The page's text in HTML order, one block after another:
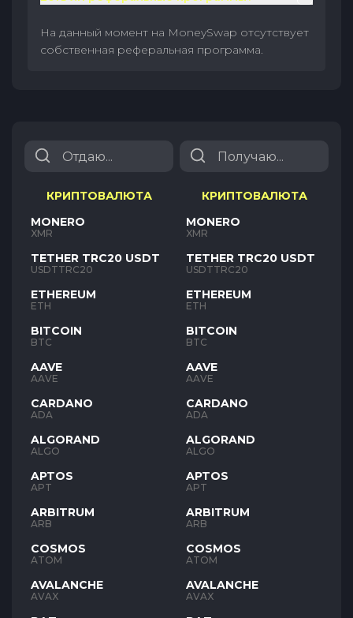
На данный момент на MoneySwap отсутствует
собственная реферальная программа.
КРИПТОВАЛЮТА
MONERO
XMR
TETHER TRC20 USDT
USDTTRC20
ETHEREUM
ETH
BITCOIN
BTC
AAVE
AAVE
CARDANO
ADA
ALGORAND
ALGO
APTOS
APT
ARBITRUM
ARB
COSMOS
ATOM
AVALANCHE
AVAX
КРИПТОВАЛЮТА
MONERO
XMR
TETHER TRC20 USDT
USDTTRC20
ETHEREUM
ETH
BITCOIN
BTC
AAVE
AAVE
CARDANO
ADA
ALGORAND
ALGO
APTOS
APT
ARBITRUM
ARB
COSMOS
ATOM
AVALANCHE
AVAX